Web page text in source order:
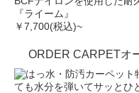
『ライーム』
￥7,700(税込)~
ORDER CARPETオ
ても水分を弾いてサッとひ